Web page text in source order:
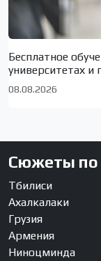
Бесплатное
университетах
08.08.2026
Сюжеты по
Тбилиси
Ахалкалаки
Грузия
Армения
Ниноцминда